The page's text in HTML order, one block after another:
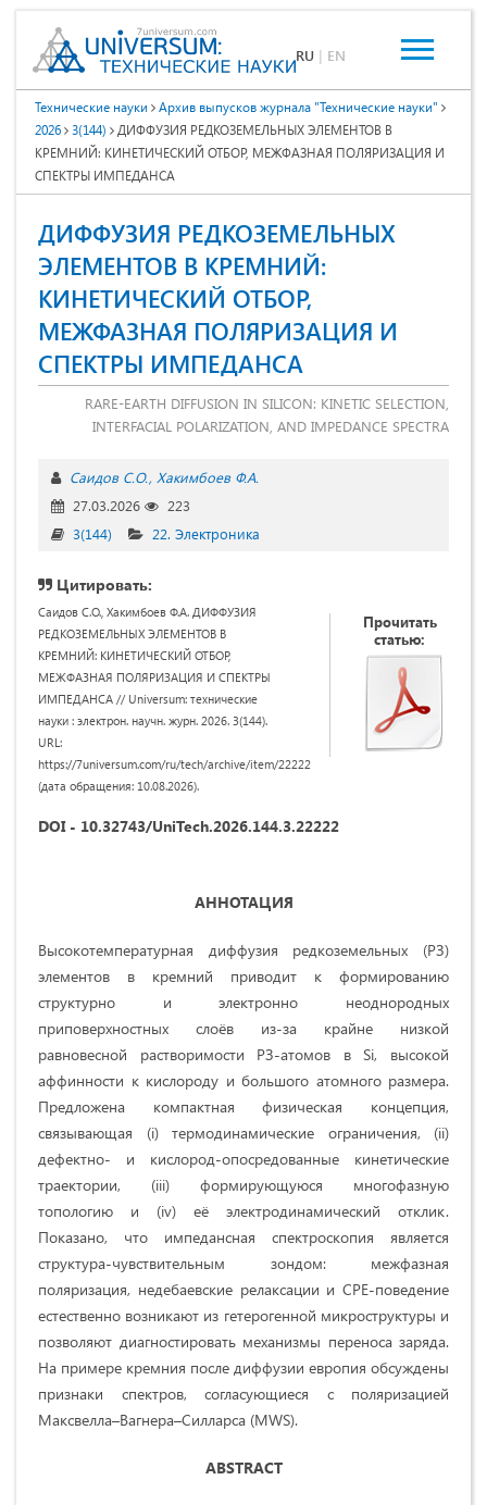
RU | EN
Технические науки
Архив выпусков журнала "Технические науки"
2026
3(144)
ДИФФУЗИЯ РЕДКОЗЕМЕЛЬНЫХ ЭЛЕМЕНТОВ В
КРЕМНИЙ: КИНЕТИЧЕСКИЙ ОТБОР, МЕЖФАЗНАЯ ПОЛЯРИЗАЦИЯ И
СПЕКТРЫ ИМПЕДАНСА
ДИФФУЗИЯ РЕДКОЗЕМЕЛЬНЫХ
ЭЛЕМЕНТОВ В КРЕМНИЙ:
КИНЕТИЧЕСКИЙ ОТБОР,
МЕЖФАЗНАЯ ПОЛЯРИЗАЦИЯ И
СПЕКТРЫ ИМПЕДАНСА
RARE-EARTH DIFFUSION IN SILICON: KINETIC SELECTION,
INTERFACIAL POLARIZATION, AND IMPEDANCE SPECTRA
Саидов С.О. Хакимбоев Ф.А.
27.03.2026
223
3(144)
22. Электроника
Цитировать:
Саидов С.О., Хакимбоев Ф.А. ДИФФУЗИЯ
РЕДКОЗЕМЕЛЬНЫХ ЭЛЕМЕНТОВ В
КРЕМНИЙ: КИНЕТИЧЕСКИЙ ОТБОР,
МЕЖФАЗНАЯ ПОЛЯРИЗАЦИЯ И СПЕКТРЫ
ИМПЕДАНСА // Universum: технические
науки : электрон. научн. журн. 2026. 3(144).
URL:
https://7universum.com/ru/tech/archive/item/22222
(дата обращения: 10.08.2026).
Прочитать
статью:
DOI - 10.32743/UniTech.2026.144.3.22222
АННОТАЦИЯ
Высокотемпературная диффузия редкоземельных (РЗ)
элементов в кремний приводит к формированию
структурно и электронно неоднородных
приповерхностных слоёв из-за крайне низкой
равновесной растворимости РЗ-атомов в Si, высокой
аффинности к кислороду и большого атомного размера.
Предложена компактная физическая концепция,
связывающая (i) термодинамические ограничения, (ii)
дефектно- и кислород-опосредованные кинетические
траектории, (iii) формирующуюся многофазную
топологию и (iv) её электродинамический отклик.
Показано, что импедансная спектроскопия является
структура-чувствительным зондом: межфазная
поляризация, недебаевские релаксации и CPE-поведение
естественно возникают из гетерогенной микроструктуры и
позволяют диагностировать механизмы переноса заряда.
На примере кремния после диффузии европия обсуждены
признаки спектров, согласующиеся с поляризацией
Максвелла–Вагнера–Силларса (MWS).
ABSTRACT